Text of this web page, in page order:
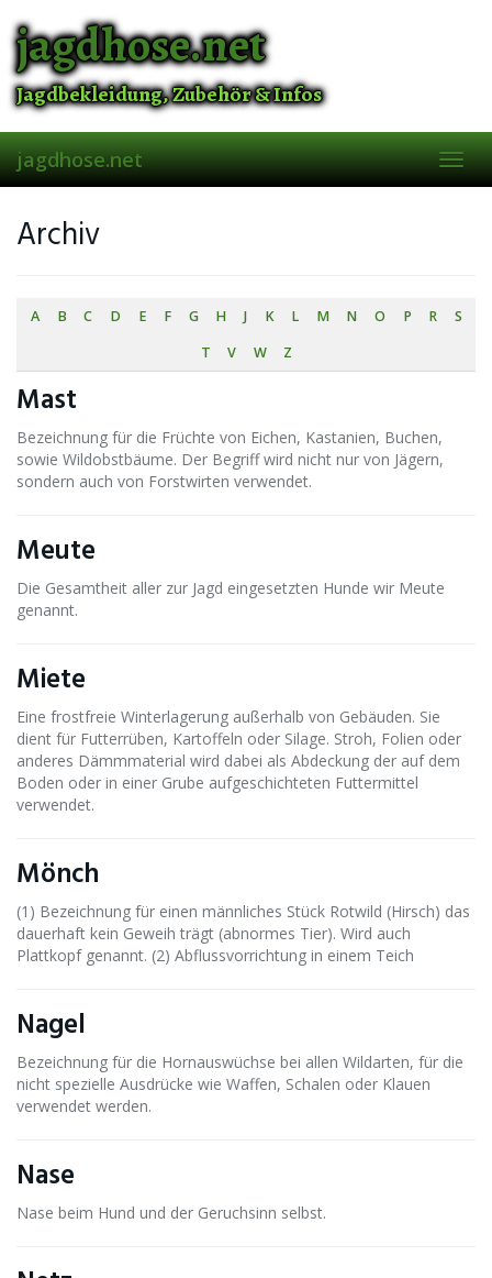
to
main
content
jagdhose.net
Jagdbekleidung, Zubehör & Infos
jagdhose.net
Archiv
A B C D E F G H J K L M N O P R
S
T
V W Z
Mast
Bezeichnung für die Früchte von Eichen, Kastanien, Buchen,
sowie Wildobstbäume. Der Begriff wird nicht nur von Jägern,
sondern auch von Forstwirten verwendet.
Meute
Die Gesamtheit aller zur Jagd eingesetzten Hunde wir Meute
genannt.
Miete
Eine frostfreie Winterlagerung außerhalb von Gebäuden. Sie
dient für Futterrüben, Kartoffeln oder Silage. Stroh, Folien oder
anderes Dämmmaterial wird dabei als Abdeckung der auf dem
Boden oder in einer Grube aufgeschichteten Futtermittel
verwendet.
Mönch
(1) Bezeichnung für einen männliches Stück Rotwild (Hirsch) das
dauerhaft kein Geweih trägt (abnormes Tier). Wird auch
Plattkopf genannt. (2) Abflussvorrichtung in einem Teich
Nagel
Bezeichnung für die Hornauswüchse bei allen Wildarten, für die
nicht spezielle Ausdrücke wie Waffen, Schalen oder Klauen
verwendet werden.
Nase
Nase beim Hund und der Geruchsinn selbst.